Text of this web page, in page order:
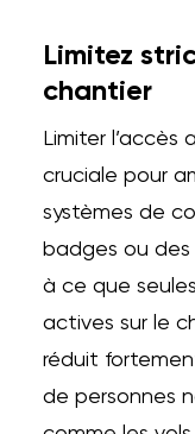
Limitez
chantier
Limiter
cruciale pour
systèmes de
badges ou des
à ce que
actives sur le
réduit
de personnes